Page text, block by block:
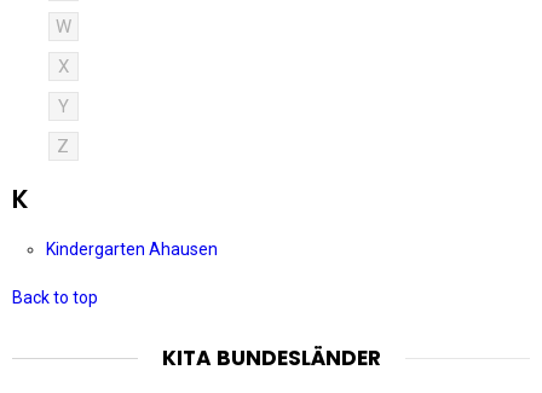
W
X
Y
Z
K
Kindergarten Ahausen
Back to top
KITA BUNDESLÄNDER